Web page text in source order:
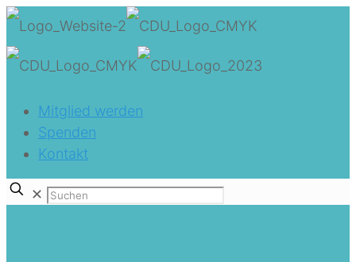
Mitglied werden
Spenden
Kontakt
✕